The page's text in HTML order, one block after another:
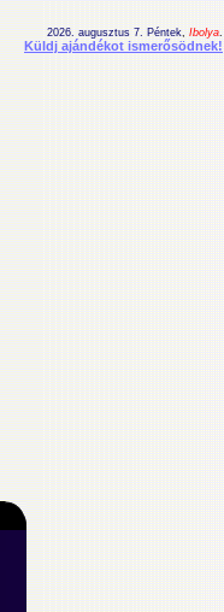
2026. augusztus 7. Péntek,Ibolya.
Küldj ajándékot ismerősödnek!